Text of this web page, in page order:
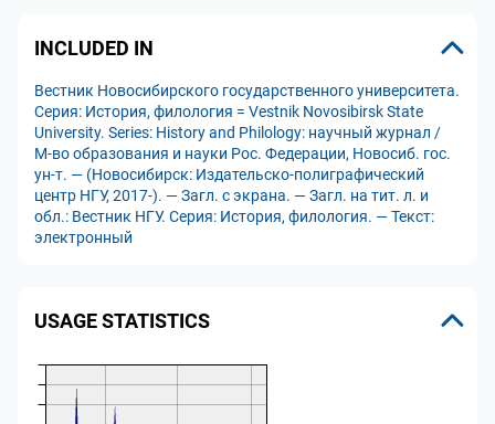
INCLUDED IN
Вестник Новосибирского государственного университета.
Серия: История, филология = Vestnik Novosibirsk State
University. Series: History and Philology: научный журнал /
М-во образования и науки Рос. Федерации, Новосиб. гос.
ун-т. — (Новосибирск: Издательско-полиграфический
центр НГУ, 2017-). — Загл. с экрана. — Загл. на тит. л. и
обл.: Вестник НГУ. Серия: История, филология. — Текст:
электронный
USAGE STATISTICS